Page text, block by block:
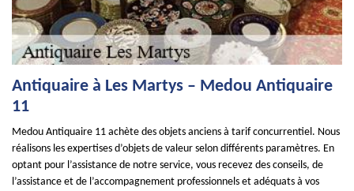
Antiquaire à Les Martys – Medou Antiquaire
11
Medou Antiquaire 11 achète des objets anciens à tarif concurrentiel. Nous
réalisons les expertises d’objets de valeur selon différents paramètres. En
optant pour l’assistance de notre service, vous recevez des conseils, de
l’assistance et de l’accompagnement professionnels et adéquats à vos